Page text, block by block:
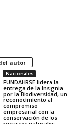
autor
Nacionales
FUNDAHRSE lidera la
entrega de la Insignia
por la Biodiversidad, un
reconocimiento al
compromiso
empresarial con la
conservación de los